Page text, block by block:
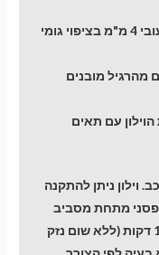
מסגרת מתכת חזקה וגמישה בעובי 4 מ"מ בציפוי גומי
מהרגיל מובנים
עם תאים
וילון ניתן להתקנה
מתחת מסביב
למסגרת החלון. וילונות מותקנים תוך 15 דקות (ללא שום נזק